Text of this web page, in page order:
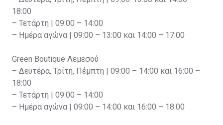
18:00
– Τετάρτη | 09:00 – 14:00
– Ημέρα αγώνα | 09:00 – 13:00 και 14:00 – 17:00
Green Boutique Λεμεσού
– Δευτέρα, Τρίτη, Πέμπτη | 09:00 – 14:00 και 16:00 –
18:00
– Τετάρτη | 09:00 – 14:00
– Ημέρα αγώνα | 09:00 – 14:00 και 16:00 – 18:00